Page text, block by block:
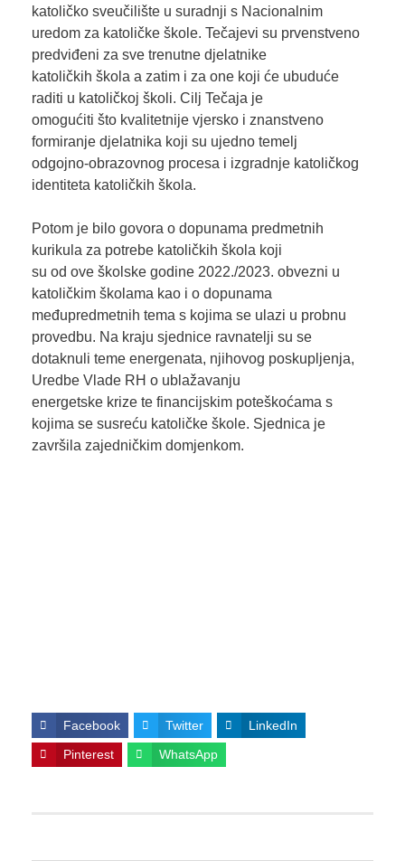
katoličko sveučilište u suradnji s Nacionalnim
uredom za katoličke škole. Tečajevi su prvenstveno
predviđeni za sve trenutne djelatnike
katoličkih škola a zatim i za one koji će ubuduće
raditi u katoličkoj školi. Cilj Tečaja je
omogućiti što kvalitetnije vjersko i znanstveno
formiranje djelatnika koji su ujedno temelj
odgojno-obrazovnog procesa i izgradnje katoličkog
identiteta katoličkih škola.
Potom je bilo govora o dopunama predmetnih
kurikula za potrebe katoličkih škola koji
su od ove školske godine 2022./2023. obvezni u
katoličkim školama kao i o dopunama
međupredmetnih tema s kojima se ulazi u probnu
provedbu. Na kraju sjednice ravnatelji su se
dotaknuli teme energenata, njihovog poskupljenja,
Uredbe Vlade RH o ublažavanju
energetske krize te financijskim poteškoćama s
kojima se susreću katoličke škole. Sjednica je
završila zajedničkim domjenkom.
Facebook Twitter LinkedIn
Pinterest WhatsApp